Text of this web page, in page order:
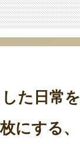
た日常を
にする、